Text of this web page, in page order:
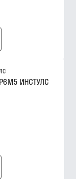
ИНСТУЛС